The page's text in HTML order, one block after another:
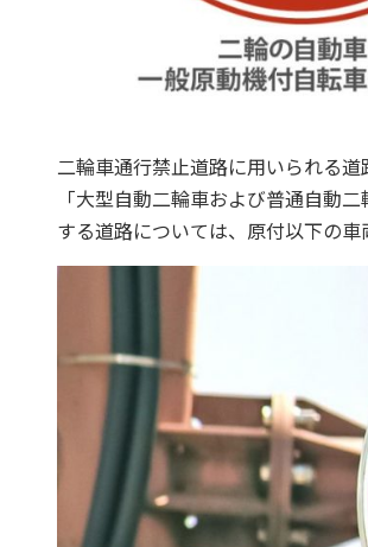
二輪車通行禁止道路に用いられる
「大型自動二輪車および普通自動
する道路については、原付以下の車